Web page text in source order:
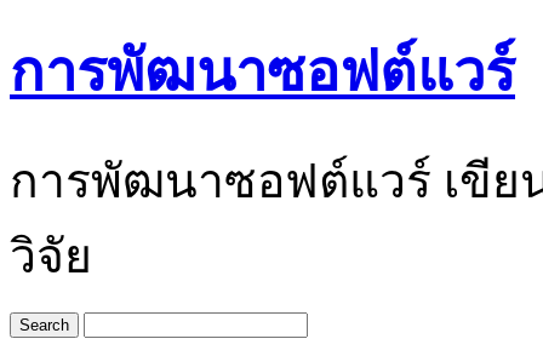
การพัฒนาซอฟต์แวร์
การพัฒนาซอฟต์แวร์ เขีย
วิจัย